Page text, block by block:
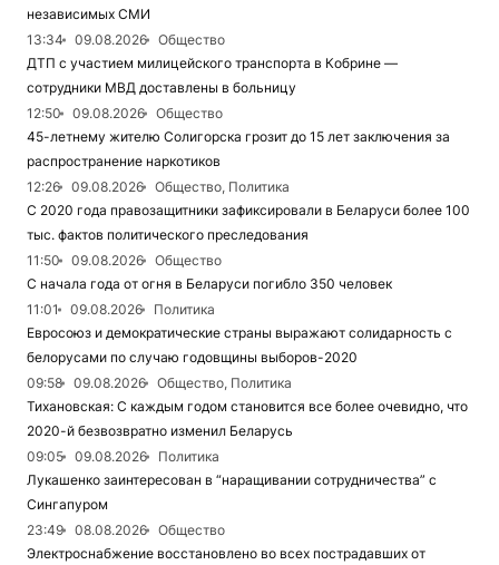
независимых СМИ
13:34
09.08.2026
Общество
ДТП с участием милицейского транспорта в Кобрине —
сотрудники МВД доставлены в больницу
12:50
09.08.2026
Общество
45-летнему жителю Солигорска грозит до 15 лет заключения за
распространение наркотиков
12:26
09.08.2026
Общество, Политика
С 2020 года правозащитники зафиксировали в Беларуси более 100
тыс. фактов политического преследования
11:50
09.08.2026
Общество
С начала года от огня в Беларуси погибло 350 человек
11:01
09.08.2026
Политика
Евросоюз и демократические страны выражают солидарность с
белорусами по случаю годовщины выборов-2020
09:58
09.08.2026
Общество, Политика
Тихановская: С каждым годом становится все более очевидно, что
2020-й безвозвратно изменил Беларусь
09:05
09.08.2026
Политика
Лукашенко заинтересован в “наращивании сотрудничества” с
Сингапуром
23:49
08.08.2026
Общество
Электроснабжение восстановлено во всех пострадавших от